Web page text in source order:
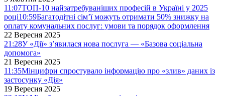
11:07ТОП-10 найзатребуваніших професій в Україні у 2025
році10:59Багатодітні сім’ї можуть отримати 50% знижку на
оплату комунальних послуг: умови та порядок оформлення
22 Вересня 2025
21:28У «Дії» з’явилася нова послуга — «Базова соціальна
допомога»
21 Вересня 2025
11:35Мінцифри спростувало інформацію про «злив» даних із
застосунку «Дія»
19 Вересня 2025